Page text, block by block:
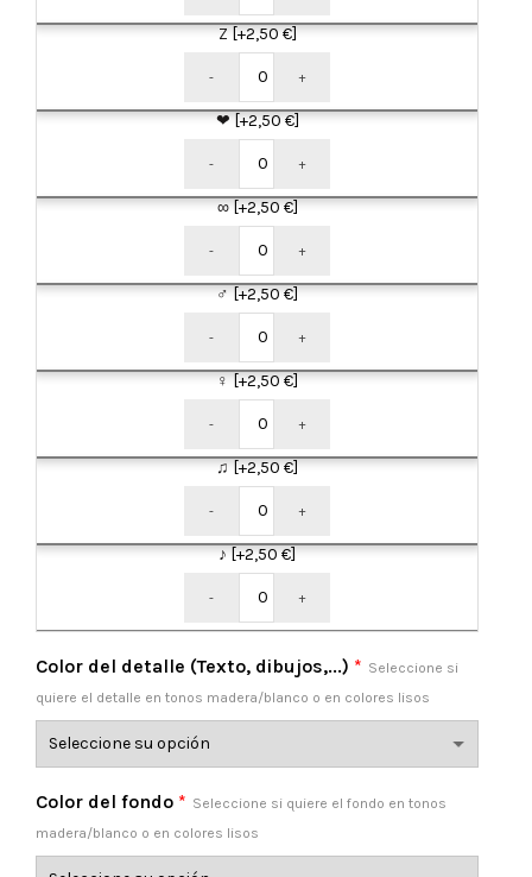
Z[+2,50 €]
- +
❤[+2,50 €]
- +
∞[+2,50 €]
- +
♂[+2,50 €]
- +
♀[+2,50 €]
- +
♫[+2,50 €]
- +
♪[+2,50 €]
- +
Color del detalle (Texto, dibujos,...) * Seleccione si
quiere el detalle en tonos madera/blanco o en colores lisos
Color del fondo * Seleccione si quiere el fondo en tonos
madera/blanco o en colores lisos